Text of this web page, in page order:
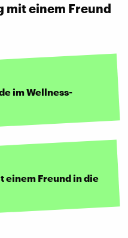
mit einem Freund
im Wellness-
einem Freund in die